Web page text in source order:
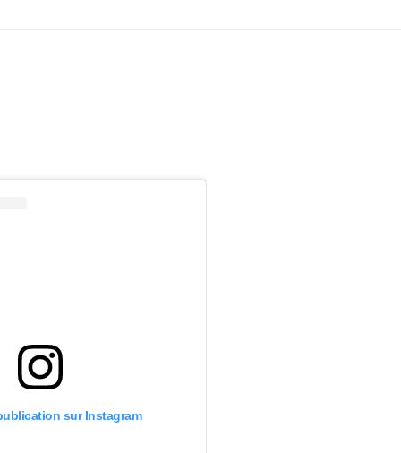
sur Instagram